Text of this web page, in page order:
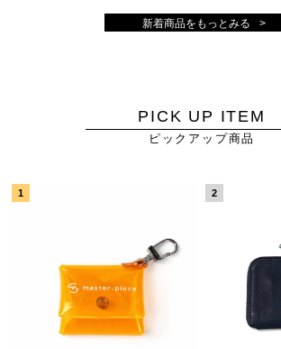
新着商品をもっとみる
PICK UP ITEM
ピックアップ商品